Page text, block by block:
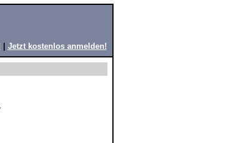
Jetzt kostenlos anmelden!